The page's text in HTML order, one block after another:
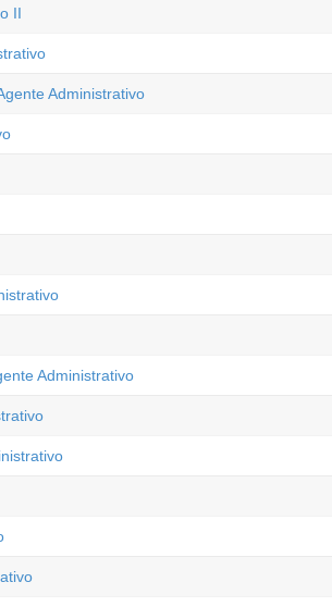
II
Administrativo
Administrativo